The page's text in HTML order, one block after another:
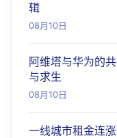
辑
08月10日
阿维塔与华为的
与求生
08月10日
一线城市租金连